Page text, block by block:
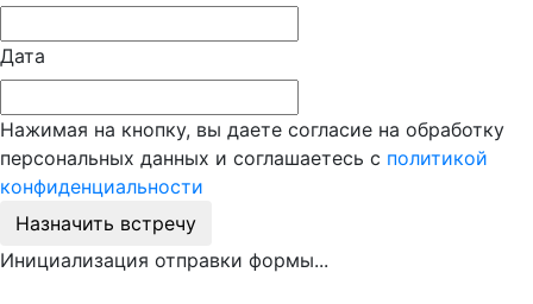
Дата
Нажимая на кнопку, вы даете согласие на обработку
персональных данных и соглашаетесь с политикой
конфиденциальности
Назначить встречу
Инициализация отправки формы...